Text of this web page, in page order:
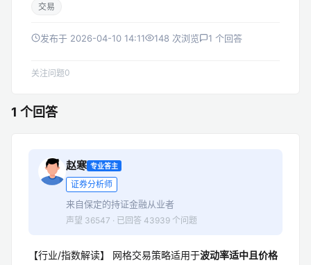
交易
发布于 2026-04-10 14:11 148 次浏览 1 个回答
关注问题0
1 个回答
赵寒 专业答主
证券分析师
来自保定的持证金融从业者
声望 36547 · 已回答 43939 个问题
【行业/指数解读】 网格交易策略适用于波动率适中且价格